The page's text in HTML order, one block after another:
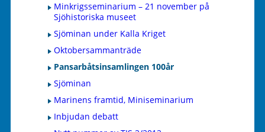
Minkrigsseminarium – 21 november på
Sjöhistoriska museet
Sjöminan under Kalla Kriget
Oktobersammanträde
Pansarbåtsinsamlingen 100år
Sjöminan
Marinens framtid, Miniseminarium
Inbjudan debatt